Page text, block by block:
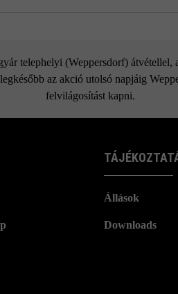
telephelyi (Weppersdorf) átvétellel,
az akció utolsó napjáig
felvilágosítást kapni.
Állások
Downloads